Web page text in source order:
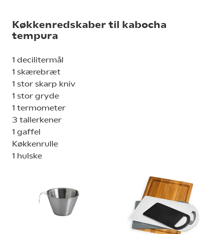
Køkkenredskaber til kabocha
tempura
1 decilitermål
1 skærebræt
1 stor skarp kniv
1 stor gryde
1 termometer
3 tallerkener
1 gaffel
Køkkenrulle
1 hulske